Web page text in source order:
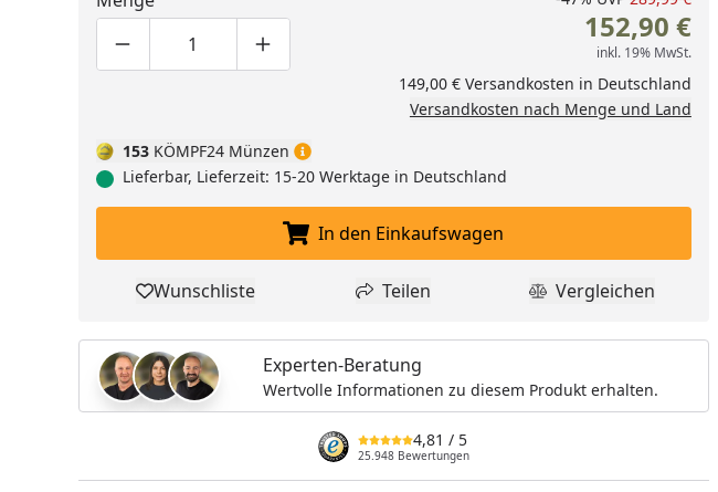
Produktmenge um eins verringern
Produktmenge manuell eingeben
Produktmenge um eins erhöhen
152,90 €
inkl. 19% MwSt.
149,00 € Versandkosten in Deutschland
Versandkosten nach Menge und Land
153 KÖMPF24 Münzen
Lieferbar, Lieferzeit: 15-20 Werktage in Deutschland
In den Einkaufswagen legen
In den Einkaufswagen
Produkt zur Wunschliste hinzufügen
Wunschliste Teilen
Teilen Produkt
Vergleichen
Experten-Beratung
Wertvolle Informationen zu diesem Produkt erhalten.
4,81 / 5
25.948 Bewertungen